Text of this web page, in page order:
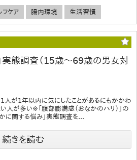
フケア 腸内環境 生活習慣
実態調査（15歳～69歳の男女対
1人が1年以内に気にしたことがあるにもかかわ
人が多い※「腹部膨満感（おなかのハリ）」の
に関する悩み」実態調査を...
続きを読む